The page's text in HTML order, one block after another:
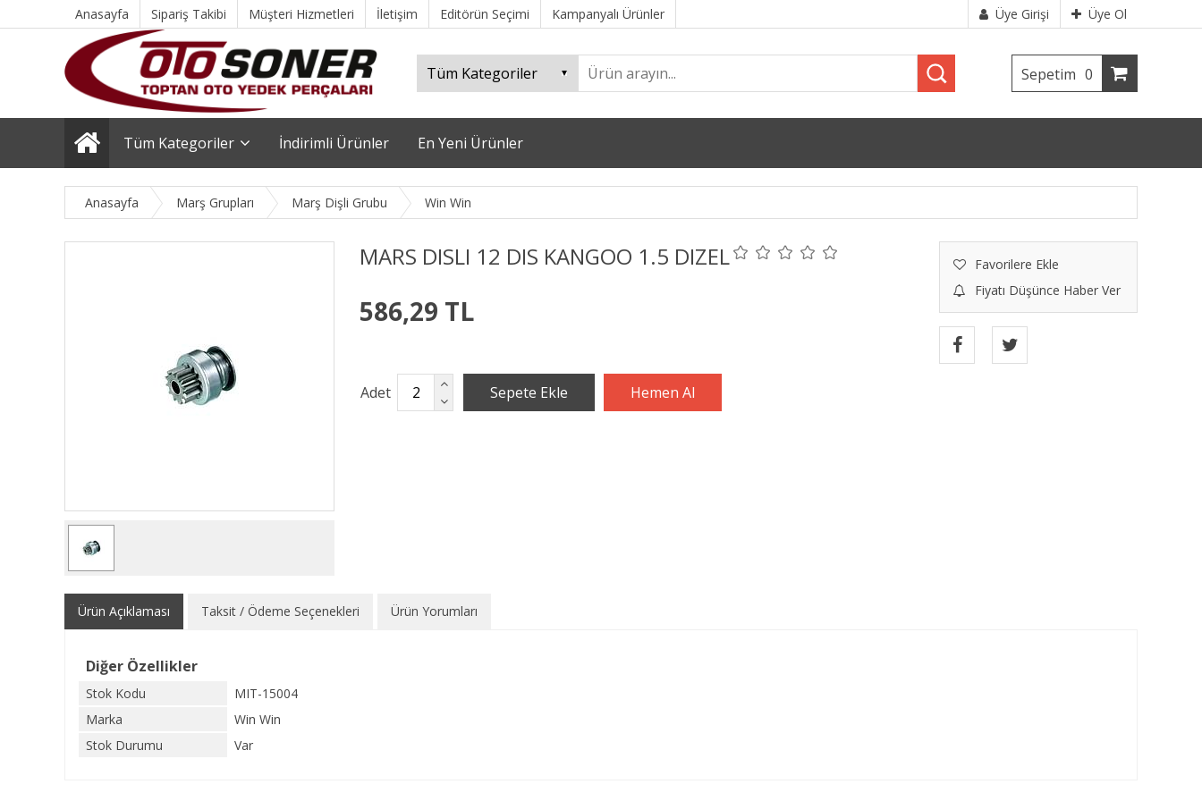
Anasayfa Sipariş Takibi Müşteri Hizmetleri İletişim Editörün Seçimi Kampanyalı Ürünler Üye Girişi Üye Ol
Sepetim 0
Tüm Kategoriler İndirimli Ürünler En Yeni Ürünler
Anasayfa Marş Grupları Marş Dişli Grubu Win Win
MARS DISLI 12 DIS KANGOO 1.5 DIZEL
Favorilere Ekle
Fiyatı Düşünce Haber Ver
586,29 TL
Adet
Ürün Açıklaması Taksit / Ödeme Seçenekleri Ürün Yorumları
Diğer Özellikler
Stok Kodu
MIT-15004
Marka
Win Win
Stok Durumu
Var